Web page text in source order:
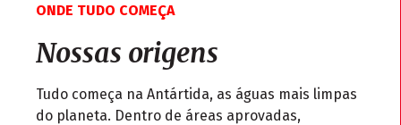
ONDE TUDO COMEÇA
Nossas origens
Tudo começa na Antártida, as águas mais limpas
do planeta. Dentro de áreas aprovadas,